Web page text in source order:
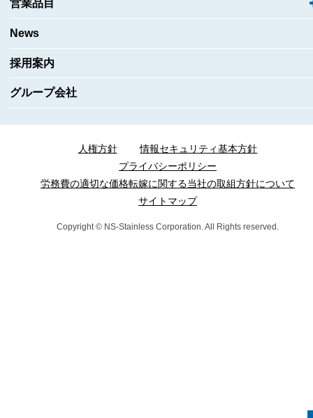
営業品目
News
採用案内
グループ会社
人権方針
情報セキュリティ基本方針
プライバシーポリシー
労務費の適切な価格転嫁に関する当社の取組方針について
サイトマップ
Copyright © NS-Stainless Corporation. All Rights reserved.